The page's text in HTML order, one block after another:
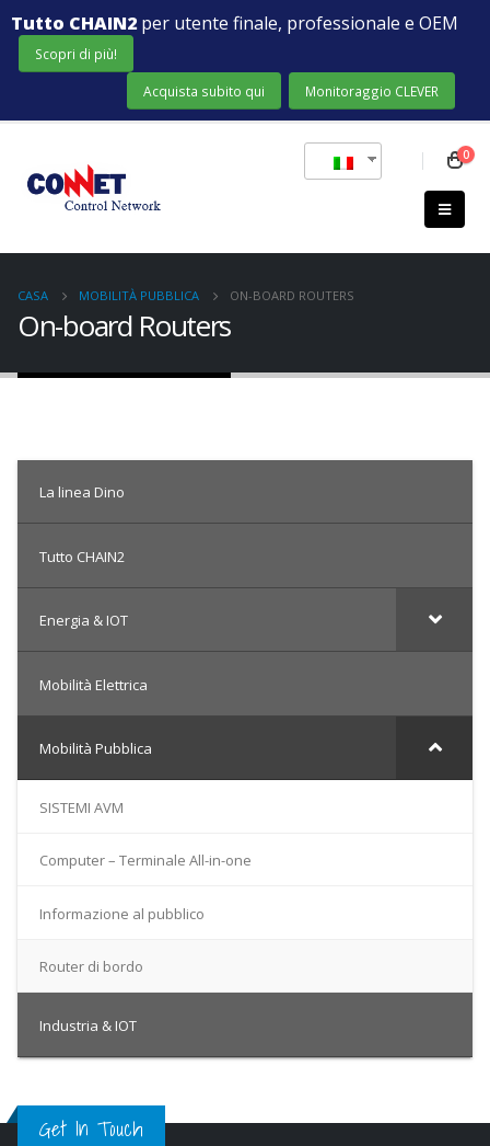
Tutto CHAIN2per utente finale, professionale e OEM
Scopri di più!
Acquista subito qui Monitoraggio CLEVER
0
CASA MOBILITÀ PUBBLICA ON-BOARD ROUTERS
On-board Routers
La linea Dino
Tutto CHAIN2
Energia & IOT
Mobilità Elettrica
Mobilità Pubblica
SISTEMI AVM
Computer – Terminale All-in-one
Informazione al pubblico
Router di bordo
Industria & IOT
Get In Touch